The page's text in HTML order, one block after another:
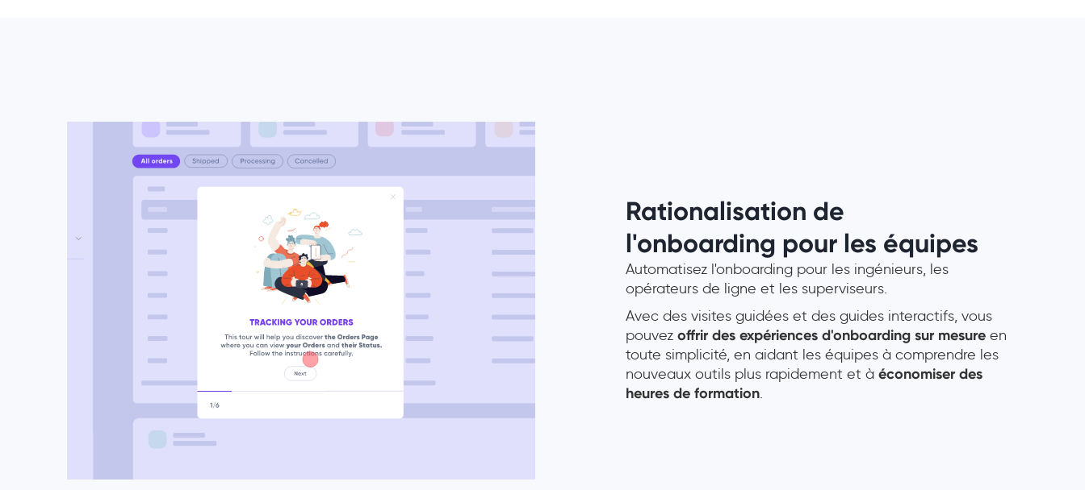
Rationalisation de
l'onboarding pour les équipes
Automatisez l'onboarding pour les ingénieurs, les
opérateurs de ligne et les superviseurs.
Avec des visites guidées et des guides interactifs, vous
pouvez offrir des expériences d'onboarding sur mesure en
toute simplicité, en aidant les équipes à comprendre les
nouveaux outils plus rapidement et à économiser des
heures de formation.